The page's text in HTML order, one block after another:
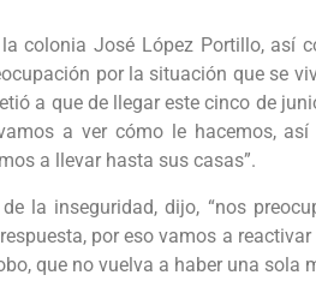
colonia José López Portillo, así
por la situación que se
a que de llegar este cinco de
a ver cómo le hacemos,
a llevar hasta sus casas”.
la inseguridad, dijo, “nos
por eso vamos a
que no vuelva a haber una sola